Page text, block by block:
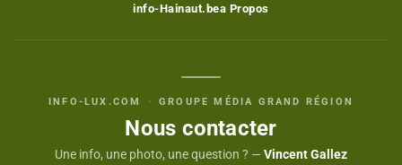
info-Hainaut.bea Propos
INFO-LUX.COM · GROUPE MÉDIA GRAND RÉGION
Nous contacter
Une info, une photo, une question ? — Vincent Gallez